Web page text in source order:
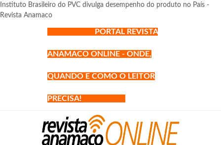
Instituto Brasileiro do PVC divulga desempenho do produto no País -
Revista Anamaco
PORTAL REVISTA
ANAMACO ONLINE - ONDE,
QUANDO E COMO O LEITOR
PRECISA!